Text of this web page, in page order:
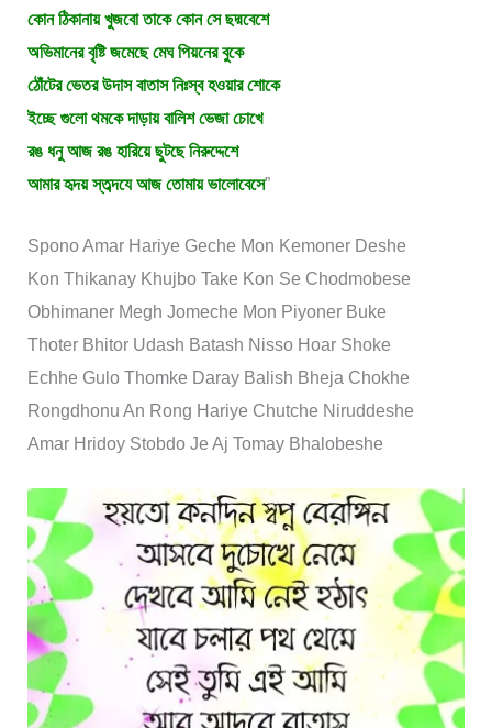
কোন ঠিকানায় খুজবো তাকে কোন সে ছদ্মবেশে
অভিমানের বৃষ্টি জমেছে মেঘ পিয়নের বুকে
ঠোঁটের ভেতর উদাস বাতাস নিঃস্ব হওয়ার শোকে
ইচ্ছে গুলো থমকে দাড়ায় বালিশ ভেজা চোখে
রঙ ধনু আজ রঙ হারিয়ে ছুটছে নিরুদ্দেশে
আমার হৃদয় স্তব্দযে আজ তোমায় ভালোবেসে”
Spono Amar Hariye Geche Mon Kemoner Deshe
Kon Thikanay Khujbo Take Kon Se Chodmobese
Obhimaner Megh Jomeche Mon Piyoner Buke
Thoter Bhitor Udash Batash Nisso Hoar Shoke
Echhe Gulo Thomke Daray Balish Bheja Chokhe
Rongdhonu An Rong Hariye Chutche Niruddeshe
Amar Hridoy Stobdo Je Aj Tomay Bhalobeshe